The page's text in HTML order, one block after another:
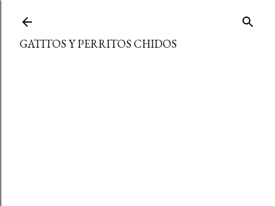
GATITOS Y PERRITOS CHIDOS